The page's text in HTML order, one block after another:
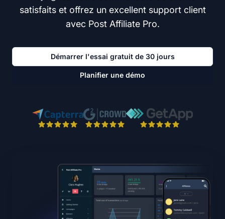
satisfaits et offrez un excellent support client
avec Post Affiliate Pro.
Démarrer l'essai gratuit de 30 jours
Planifier une démo